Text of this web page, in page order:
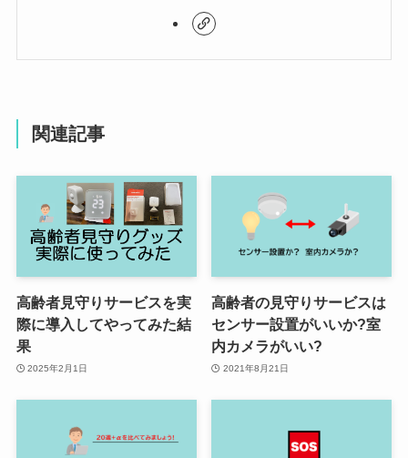
関連記事
高齢者見守りサービスを実
際に導入してやってみた結
果
2025年2月1日
高齢者の見守りサービスは
センサー設置がいいか?室
内カメラがいい?
2021年8月21日